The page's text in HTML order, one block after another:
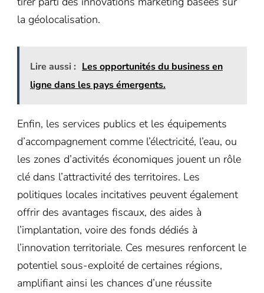
la géolocalisation.
Lire aussi : Les opportunités du business en
ligne dans les pays émergents.
Enfin, les services publics et les équipements
d’accompagnement comme l’électricité, l’eau, ou
les zones d’activités économiques jouent un rôle
clé dans l’attractivité des territoires. Les
politiques locales incitatives peuvent également
offrir des avantages fiscaux, des aides à
l’implantation, voire des fonds dédiés à
l’innovation territoriale. Ces mesures renforcent le
potentiel sous-exploité de certaines régions,
amplifiant ainsi les chances d’une réussite